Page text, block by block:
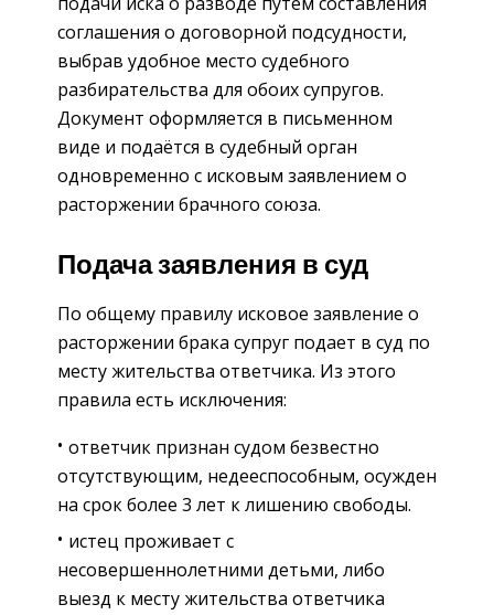
соглашения о договорной подсудности,
выбрав удобное место судебного
разбирательства для обоих супругов.
Документ оформляется в письменном
виде и подаётся в судебный орган
одновременно с исковым заявлением о
расторжении брачного союза.
Подача заявления в суд
По общему правилу исковое заявление о
расторжении брака супруг подает в суд по
месту жительства ответчика. Из этого
правила есть исключения:
ответчик признан судом безвестно
отсутствующим, недееспособным, осужден
на срок более 3 лет к лишению свободы.
истец проживает с
несовершеннолетними детьми, либо
выезд к месту жительства ответчика